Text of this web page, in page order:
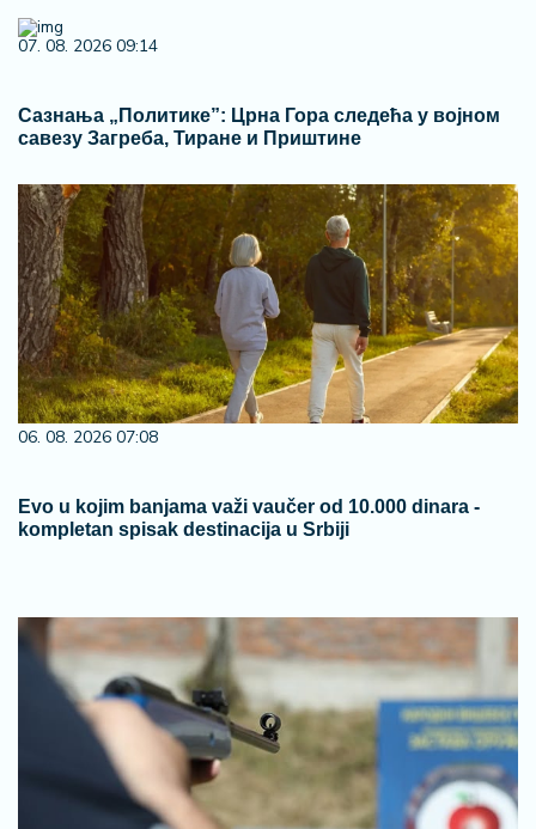
07. 08. 2026 09:14
Сазнања „Политике”: Црна Гора следећа у војном
савезу Загреба, Тиране и Приштине
06. 08. 2026 07:08
Evo u kojim banjama važi vaučer od 10.000 dinara -
kompletan spisak destinacija u Srbiji